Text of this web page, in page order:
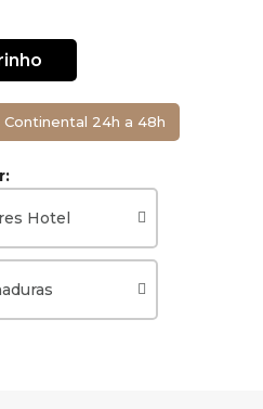
Continental 24h a 48h
Hotel